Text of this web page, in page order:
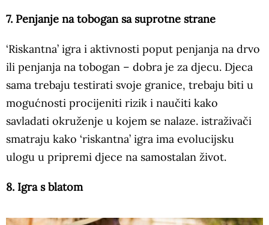
7. Penjanje na tobogan sa suprotne strane
‘Riskantna’ igra i aktivnosti poput penjanja na drvo
ili penjanja na tobogan – dobra je za djecu. Djeca
sama trebaju testirati svoje granice, trebaju biti u
mogućnosti procijeniti rizik i naučiti kako
savladati okruženje u kojem se nalaze. istraživači
smatraju kako ‘riskantna’ igra ima evolucijsku
ulogu u pripremi djece na samostalan život.
8. Igra s blatom